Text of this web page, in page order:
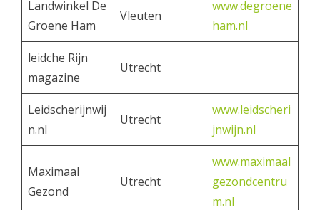
Landwinkel De
Groene Ham
Vleuten
www.degroene
ham.nl
leidche Rijn
magazine
Utrecht
Leidscherijnwij
n.nl
Utrecht
www.leidscheri
jnwijn.nl
Maximaal
Gezond
Utrecht
www.maximaal
gezondcentru
m.nl